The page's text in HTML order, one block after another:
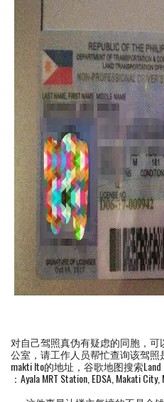
对自己驾照真伪有疑虑的同胞，
公室，请工作人员帮忙查询该驾
makti lto的地址，谷歌地图搜索Land
：Ayala MRT Station, EDSA, Makati